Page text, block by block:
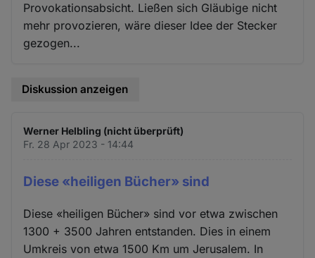
Provokationsabsicht. Ließen sich Gläubige nicht
mehr provozieren, wäre dieser Idee der Stecker
gezogen...
Diskussion anzeigen
Werner Helbling (nicht überprüft)
Fr. 28 Apr 2023 - 14:44
Diese «heiligen Bücher» sind
Diese «heiligen Bücher» sind vor etwa zwischen
1300 + 3500 Jahren entstanden. Dies in einem
Umkreis von etwa 1500 Km um Jerusalem. In